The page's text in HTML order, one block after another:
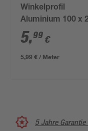
Winkelprofil
Aluminium 100 x
x 2,35 cm
5,99 €
5,99 € / Meter
5 Jahre